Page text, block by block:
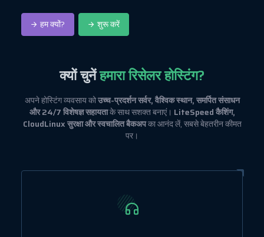
हम क्यों? शुरू करें
क्यों चुनेंहमारा रिसेलर होस्टिंग?
अपने होस्टिंग व्यवसाय कोउच्च-प्रदर्शन सर्वर, वैश्विक स्थान, समर्पित संसाधन
और 24/7 विशेषज्ञ सहायताके साथ सशक्त बनाएं। LiteSpeed कैशिंग,
CloudLinux सुरक्षा और स्वचालित बैकअपका आनंद लें, सबसे बेहतरीन कीमत
पर।